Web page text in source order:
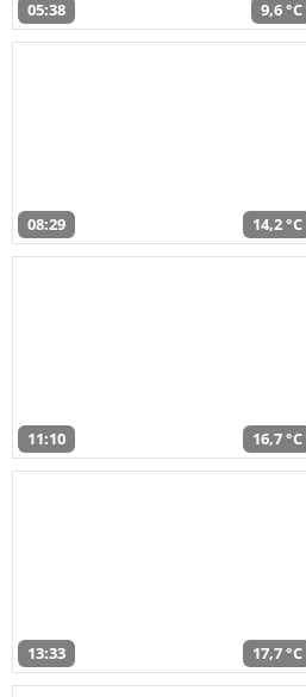
05:38 9,6 °C
08:29 14,2 °C
11:10 16,7 °C
13:33 17,7 °C